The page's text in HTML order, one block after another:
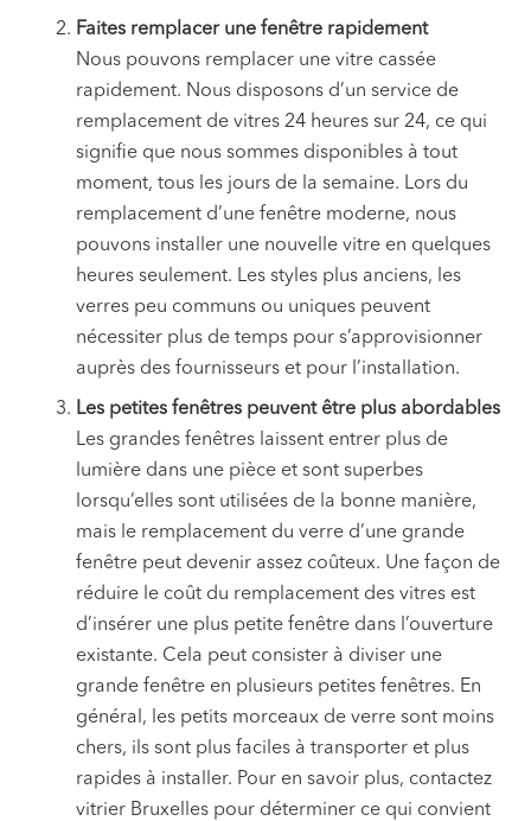
Faites remplacer une fenêtre rapidement
Nous pouvons remplacer une vitre cassée
rapidement. Nous disposons d’un service de
remplacement de vitres 24 heures sur 24, ce qui
signifie que nous sommes disponibles à tout
moment, tous les jours de la semaine. Lors du
remplacement d’une fenêtre moderne, nous
pouvons installer une nouvelle vitre en quelques
heures seulement. Les styles plus anciens, les
verres peu communs ou uniques peuvent
nécessiter plus de temps pour s’approvisionner
auprès des fournisseurs et pour l’installation.
Les petites fenêtres peuvent être plus abordables
Les grandes fenêtres laissent entrer plus de
lumière dans une pièce et sont superbes
lorsqu’elles sont utilisées de la bonne manière,
mais le remplacement du verre d’une grande
fenêtre peut devenir assez coûteux. Une façon de
réduire le coût du remplacement des vitres est
d’insérer une plus petite fenêtre dans l’ouverture
existante. Cela peut consister à diviser une
grande fenêtre en plusieurs petites fenêtres. En
général, les petits morceaux de verre sont moins
chers, ils sont plus faciles à transporter et plus
rapides à installer. Pour en savoir plus, contactez
vitrier Bruxelles pour déterminer ce qui convient